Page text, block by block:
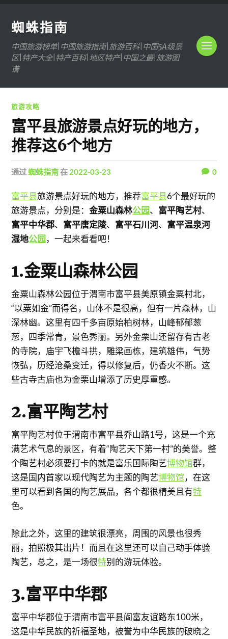
蜘蛛指南
中国旅游榜单|中国旅游指南|旅游百科|中国5A级景
区|特产大全|特产百科|地区特产|中国之最|旅游图
谱
旅游攻略
富平县旅游景点好玩的地方，
推荐这6个地方
通过蜘蛛指南在 2022-03-23 0
富平县旅游景点好玩的地方，推荐富平县6个最好玩的
旅游景点，分别是：金粟山森林公园、 富平陶艺村、
富平中华郡、 富平唐定陵、 富平石川河、 富平温泉河
湿地公园 ，一起来看看吧！
1.金粟山森林公园
金粟山森林公园位于渭南市富平县美原镇金粟村北，
“以粟如金”而得名，山体不是很高，但有一片森林，山
深林幽。这里有四千多亩原始柏树林，山峰郁郁葱
葱，四季常青，景色秀丽。另外金栗山还留存有古老
的寺院，庙宇飞檐斗拱，雕梁画栋，建筑雄伟，气势
恢弘，历经沧桑变迁，得以修复后，仍香火不断。这
些古寺古庙也为金栗山增添了历史厚重感。
2.富平陶艺村
富平陶艺村位于渭南市富平县乔山路1号，这是一个充
满艺术气息的景区，有着“陶艺天下第一村”的美誉。整
个陶艺村必须要打卡的就是富乐国际陶艺博物馆群，
这是国内首家以现代陶艺为主题的陶艺博物馆，在这
里可以看到各国的陶艺展品，各个都很精美且有特
色。
除此之外，这里的建筑很漂亮，周围的风景也很秀
丽，拍照极其出片！而且在这里还可以自己动手体验
陶艺，总之，是一场很特别的游玩体验。
3.富平中华郡
富平中华郡位于渭南市富平县阎富友谊路东100米，
这是中华民族的祈福圣地，被誉为中华民族的破晓之